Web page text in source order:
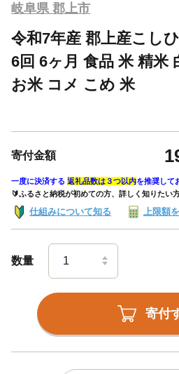
岐阜県 郡上市
令和7年産 郡上産こし
6回 6ヶ月 食品 米 精米
お米 コメ こめ 米
寄付金額
一度に決済する 返礼品数は３つ以内を推奨して
🔰ふるさと納税が初めての方、詳しく知りたい
仕組みについて知る 上限額
数量
寄付